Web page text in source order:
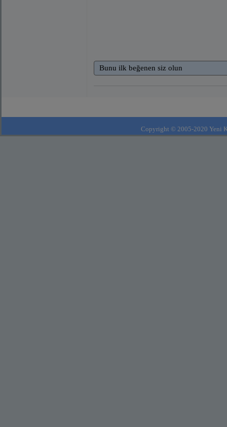
Bunu ilk beğenen siz olun
Copyright © 2005-2020 Yeni